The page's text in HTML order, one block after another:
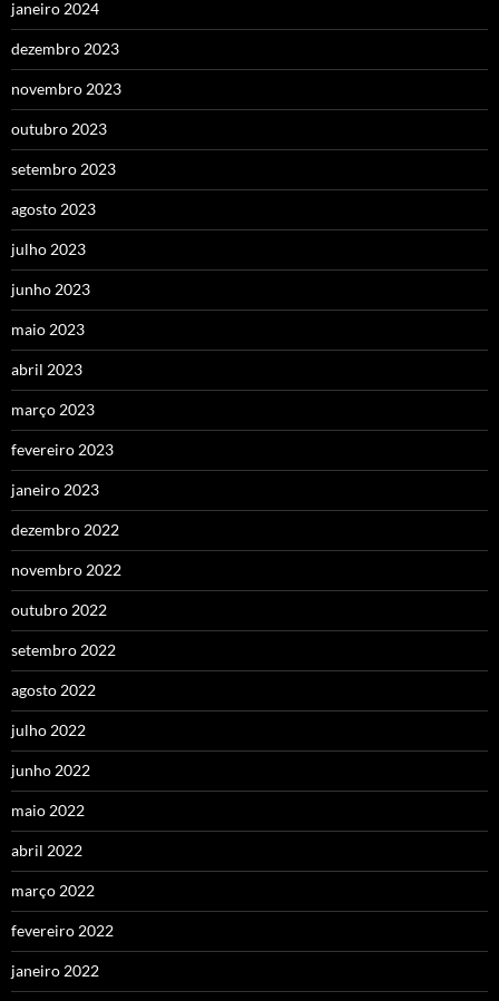
janeiro 2024
dezembro 2023
novembro 2023
outubro 2023
setembro 2023
agosto 2023
julho 2023
junho 2023
maio 2023
abril 2023
março 2023
fevereiro 2023
janeiro 2023
dezembro 2022
novembro 2022
outubro 2022
setembro 2022
agosto 2022
julho 2022
junho 2022
maio 2022
abril 2022
março 2022
fevereiro 2022
janeiro 2022